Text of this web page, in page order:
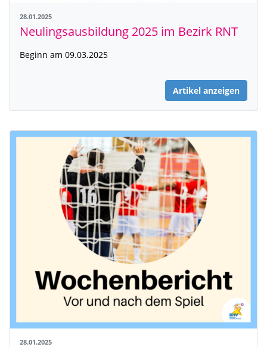
28.01.2025
Neulingsausbildung 2025 im Bezirk RNT
Beginn am 09.03.2025
Artikel anzeigen
28.01.2025